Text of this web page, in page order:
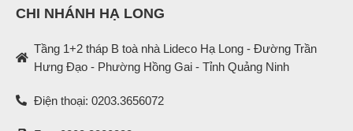
CHI NHÁNH HẠ LONG
Tầng 1+2 tháp B toà nhà Lideco Hạ Long - Đường Trần
Hưng Đạo - Phường Hồng Gai - Tỉnh Quảng Ninh
Điện thoại: 0203.3656072